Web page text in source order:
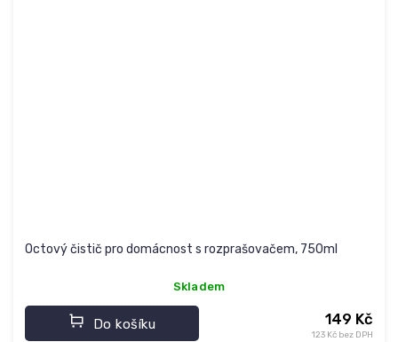
Octový čistič pro domácnost s rozprašovačem, 750ml
Skladem
123 Kč bez DPH
149 Kč
Do košíku